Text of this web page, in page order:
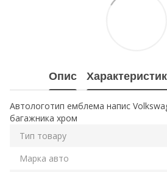
Опис
Автологотип емблема напис
багажника хром
Тип товару
Марка авто